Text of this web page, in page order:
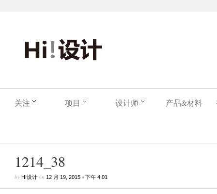
关注 项目 设计师 产品&材料
1214_38
by HI设计 on 12 月 19, 2015 •下午 4:01